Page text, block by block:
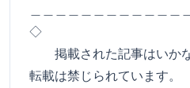
＿＿＿＿＿＿＿＿＿＿＿
◇
掲載された記事はいかな
転載は禁じられています。